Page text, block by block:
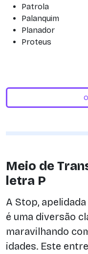
Patrola
Palanquim
Planador
Proteus
Meio de
letra P
A Stop,
é uma diversão
maravilhando
idades. Este